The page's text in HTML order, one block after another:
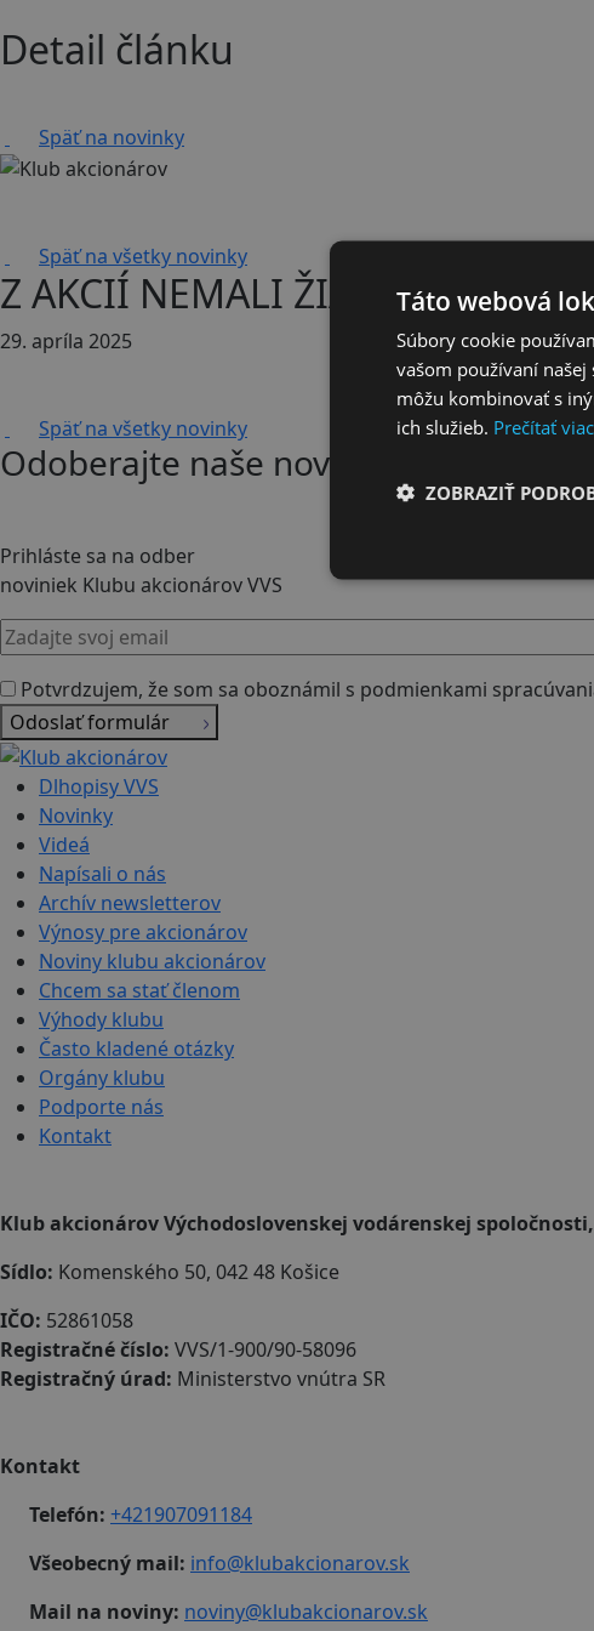
Detail článku
Späť na novinky
Späť na všetky novinky
Z AKCIÍ NEMALI ŽIADEN OSOH,
29. apríla 2025
Späť na všetky novinky
Odoberajte naše novinky
Prihláste sa na odber
noviniek Klubu akcionárov VVS
Potvrdzujem, že som sa oboznámil s podmienkami
Odoslať formulár
Dlhopisy VVS
Novinky
Videá
Napísali o nás
Archív newsletterov
Výnosy pre akcionárov
Noviny klubu akcionárov
Chcem sa stať členom
Výhody klubu
Často kladené otázky
Orgány klubu
Podporte nás
Kontakt
Klub akcionárov Východoslovenskej vodárenskej
Sídlo: Komenského 50, 042 48 Košice
IČO: 52861058
Registračné číslo: VVS/1-900/90-58096
Registračný úrad: Ministerstvo vnútra SR
Kontakt
Telefón: +421907091184
Všeobecný mail: info@klubakcionarov.sk
Mail na noviny: noviny@klubakcionarov.sk
Táto webová
Súbory cookie
vašom používaní
môžu kombinovať s
ich služieb. Prečítať viac
ZOBRAZIŤ